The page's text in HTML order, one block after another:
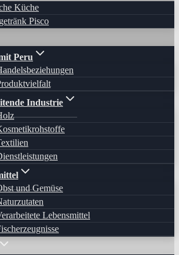
Küche
Pisco
Peru
Industrie
und Gemüse
Lebensmittel